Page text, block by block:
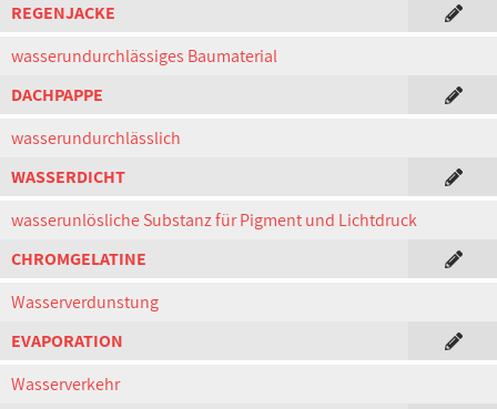
REGENJACKE
wasserundurchlässiges Baumaterial
DACHPAPPE
wasserundurchlässlich
WASSERDICHT
wasserunlösliche Substanz für Pigment und Lichtdruck
CHROMGELATINE
Wasserverdunstung
EVAPORATION
Wasserverkehr